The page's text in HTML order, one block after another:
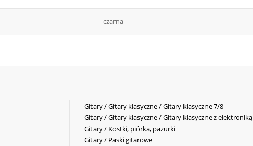
czarna
Gitary / Gitary klasyczne / Gitary klasyczne 7/8
Gitary / Gitary klasyczne / Gitary klasyczne z elektroniką
Gitary / Kostki, piórka, pazurki
Gitary / Paski gitarowe